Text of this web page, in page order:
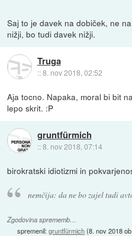
Saj to je davek na dobiček, ne
nižji, bo tudi davek nižji.
Truga
::8. nov 2018, 02:52
Aja tocno. Napaka, moral bi bit
lepo skrit. :P
gruntfürmich
::8. nov 2018, 07:14
birokratski idiotizmi in
nemčija: da ne bo zajel tudi
Zgodovina sprememb…
spremenil:gruntfürmich(8. nov 2018